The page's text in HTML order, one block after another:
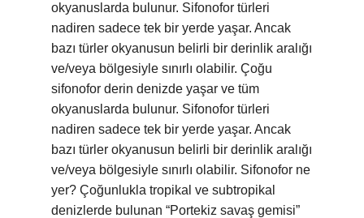
okyanuslarda bulunur. Sifonofor türleri
nadiren sadece tek bir yerde yaşar. Ancak
bazı türler okyanusun belirli bir derinlik aralığı
ve/veya bölgesiyle sınırlı olabilir. Çoğu
sifonofor derin denizde yaşar ve tüm
okyanuslarda bulunur. Sifonofor türleri
nadiren sadece tek bir yerde yaşar. Ancak
bazı türler okyanusun belirli bir derinlik aralığı
ve/veya bölgesiyle sınırlı olabilir. Sifonofor ne
yer? Çoğunlukla tropikal ve subtropikal
denizlerde bulunan “Portekiz savaş gemisi”